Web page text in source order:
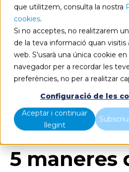
que utilitzem, consulta la nostra
cookies.
Si no acceptes, no realitzarem
de la teva informació quan visitis
web. S'usarà una única cookie
navegador per a recordar les
preferències, no per a realitzar
Configuració de les
Aceptar i continuar
llegint
Blog Home
l'empresa
5 maneres